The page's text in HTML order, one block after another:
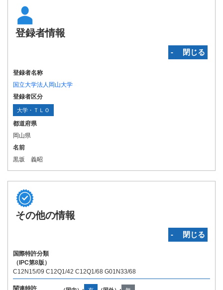
登録者情報
‐ 閉じる
登録者名称
国立大学法人岡山大学
登録者区分
大学・ＴＬＯ
都道府県
岡山県
名前
黒坂 義昭
その他の情報
‐ 閉じる
国際特許分類
（IPC第8版）
C12N15/09 C12Q1/42 C12Q1/68 G01N33/68
関連特許